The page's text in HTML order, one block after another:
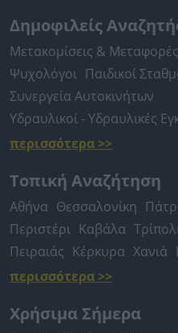
Δημοφιλείς
Μετακομίσεις & Μεταφορές
Ψυχολόγοι Παιδικοί
Συνεργεία Αυτοκινήτων
Υδραυλικοί - Υδραυλικές
περισσότερα >>
Τοπική Αναζήτηση
Αθήνα Θεσσαλονίκη
Περιστέρι Καβάλα
Πειραιάς Κέρκυρα Χανιά
περισσότερα >>
Χρήσιμα Σήμερα